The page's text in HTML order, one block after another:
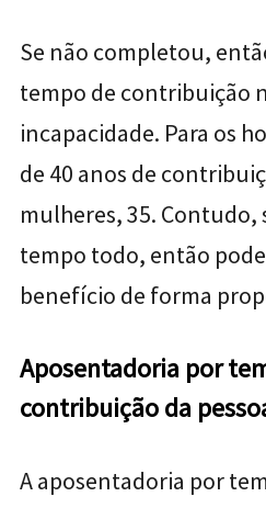
Se não completou,
tempo de contribuição
incapacidade. Para os
de 40 anos de
mulheres, 35. Contudo,
tempo todo, então
benefício de forma
Aposentadoria por
contribuição da
A aposentadoria por